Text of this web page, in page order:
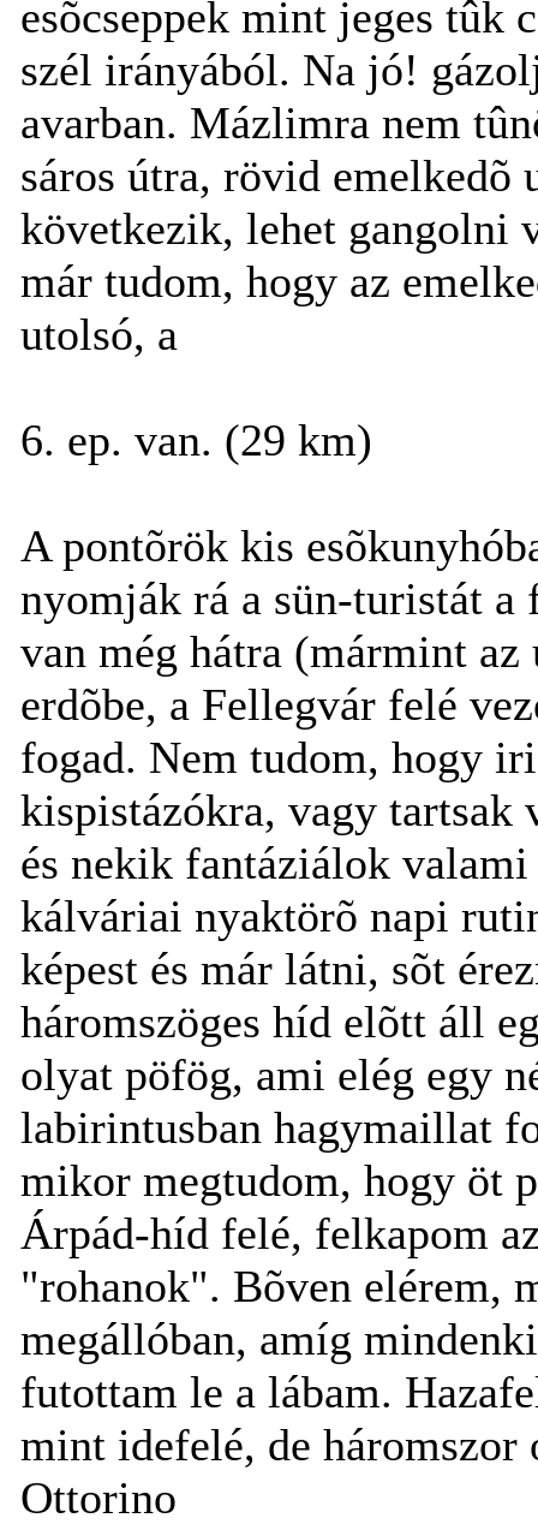
esõcseppek mint jeges tûk
szél irányából. Na jó!
avarban. Mázlimra nem
sáros útra, rövid emelkedõ
következik, lehet gangolni
már tudom, hogy az
utolsó, a
6. ep. van. (29 km)
A pontõrök kis
nyomják rá a sün-turistát
van még hátra (mármint
erdõbe, a Fellegvár felé
fogad. Nem tudom, hogy
kispistázókra, vagy tartsak
és nekik fantáziálok
kálváriai nyaktörõ napi
képest és már látni, sõt
háromszöges híd elõtt áll
olyat pöfög, ami elég egy
labirintusban hagymaillat
mikor megtudom, hogy öt
Árpád-híd felé, felkapom
"rohanok". Bõven elérem,
megállóban, amíg
futottam le a lábam.
mint idefelé, de háromszor
Ottorino